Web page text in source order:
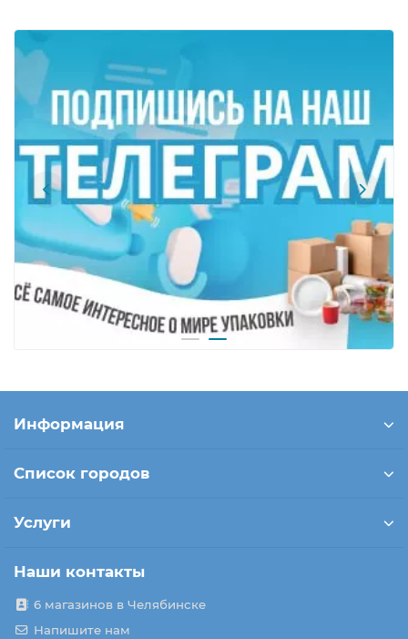
Информация
Список городов
Услуги
Наши контакты
6 магазинов в Челябинске
Напишите нам